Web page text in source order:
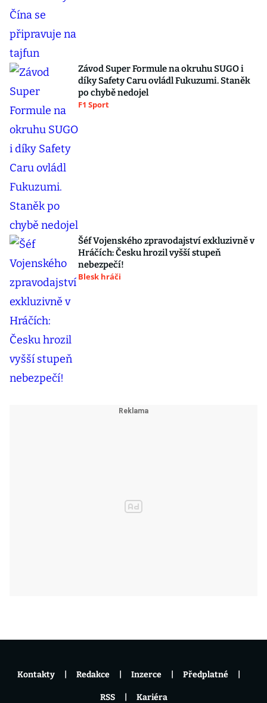
Závod Super Formule na okruhu SUGO i
díky Safety Caru ovládl Fukuzumi. Staněk
po chybě nedojel
F1 Sport
Šéf Vojenského zpravodajství exkluzivně v
Hráčích: Česku hrozil vyšší stupeň
nebezpečí!
Blesk hráči
Kontakty Redakce Inzerce Předplatné
RSS Kariéra